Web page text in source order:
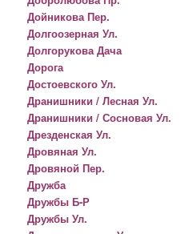
Дойникова Пер.
Долгоозерная Ул.
Долгорукова Дача
Дорога
Достоевского Ул.
Дранишники / Лесная Ул.
Дранишники / Сосновая Ул.
Дрезденская Ул.
Дровяная Ул.
Дровяной Пер.
Дружба
Дружбы Б-Р
Дружбы Ул.